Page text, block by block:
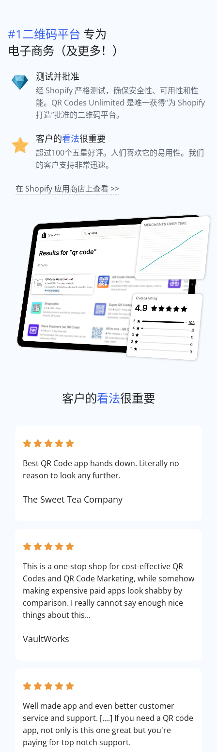
#1二维码平台 专为
电子商务（及更多！）
测试并批准
经 Shopify 严格测试，确保安全性、可用性和性
能。QR Codes Unlimited 是唯一获得“为 Shopify
打造”批准的二维码平台。
客户的看法很重要
超过100个五星好评。人们喜欢它的易用性。我们
的客户支持非常迅速。
在 Shopify 应用商店上查看 >>
客户的看法很重要
Best QR Code app hands down. Literally no
reason to look any further.
The Sweet Tea Company
This is a one-stop shop for cost-effective QR
Codes and QR Code Marketing, while somehow
making expensive paid apps look shabby by
comparison. I really cannot say enough nice
things about this...
VaultWorks
Well made app and even better customer
service and support. [....] If you need a QR code
app, not only is this one great but you're
paying for top notch support.